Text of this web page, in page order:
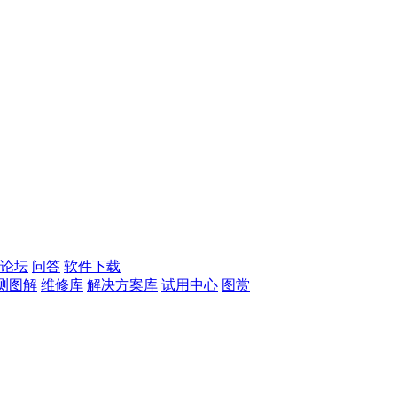
论坛 问答 软件下载
图解 维修库 解决方案库 试用中心 图赏